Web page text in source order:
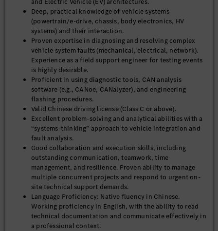
Deep, practical knowledge of vehicle systems
(powertrain/e-drive, chassis, body electronics, HV
systems) and their interaction.
Proven expertise in diagnosing and resolving complex
vehicle system faults (mechanical, electrical, network).
Experience as a field support engineer for testing events
is highly desirable.
Proficient in using diagnostic tools, CAN analysis
software (e.g., CANoe, CANalyzer), and engineering
flashing procedures.
Valid Chinese driving license (Class C or above).
Excellent problem-solving and analytical abilities with a
“systems-thinking” approach to vehicle integration and
fault analysis.
Good collaboration and execution skills, including
outstanding communication, teamwork, time
management, and resilience. Proven ability to manage
multiple concurrent projects and respond to urgent on-
site technical support demands.
Language Proficiency: Native fluency in Chinese.
Working proficiency in English, with the ability to read
technical documentation and communicate effectively in
a professional context.